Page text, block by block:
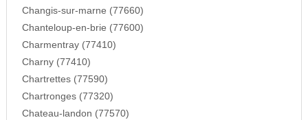
Changis-sur-marne (77660)
Chanteloup-en-brie (77600)
Charmentray (77410)
Charny (77410)
Chartrettes (77590)
Chartronges (77320)
Chateau-landon (77570)